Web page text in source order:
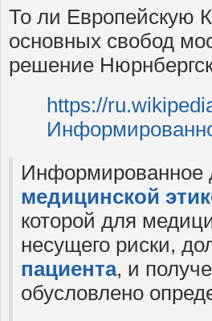
То ли Европейскую
основных свобод
решение
https://
Информированное
медицинской
которой для
несущего риски,
пациента, и
обусловлено